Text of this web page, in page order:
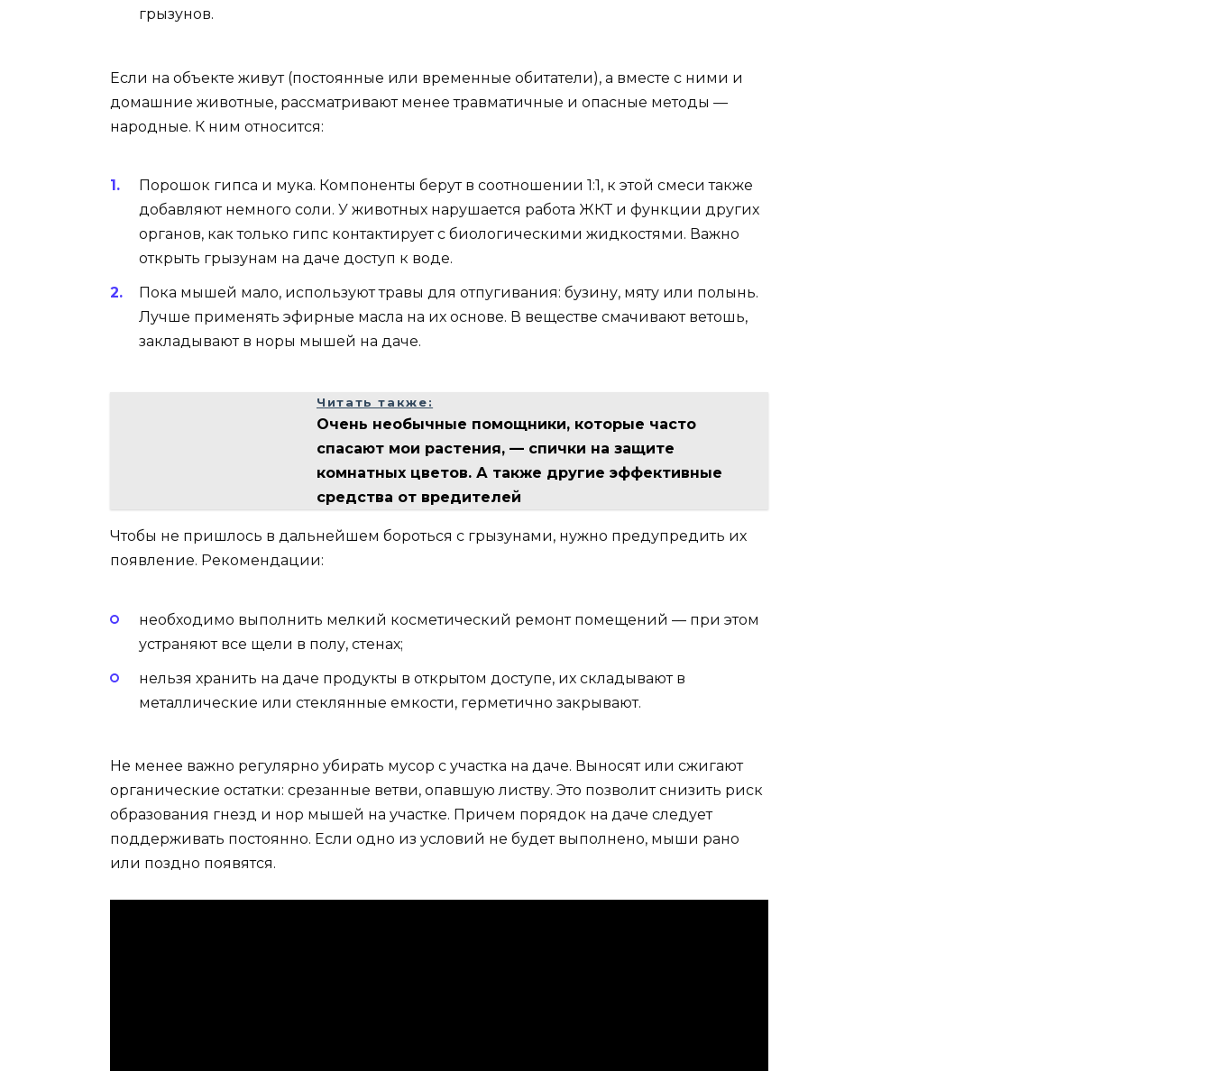
грызунов.
Если на объекте живут (постоянные или временные обитатели), а вместе с ними и
домашние животные, рассматривают менее травматичные и опасные методы —
народные. К ним относится:
Порошок гипса и мука. Компоненты берут в соотношении 1:1, к этой смеси также
добавляют немного соли. У животных нарушается работа ЖКТ и функции других
органов, как только гипс контактирует с биологическими жидкостями. Важно
открыть грызунам на даче доступ к воде.
Пока мышей мало, используют травы для отпугивания: бузину, мяту или полынь.
Лучше применять эфирные масла на их основе. В веществе смачивают ветошь,
закладывают в норы мышей на даче.
Читать также:
Очень необычные помощники, которые часто
спасают мои растения, — спички на защите
комнатных цветов. А также другие эффективные
средства от вредителей
Чтобы не пришлось в дальнейшем бороться с грызунами, нужно предупредить их
появление. Рекомендации:
необходимо выполнить мелкий косметический ремонт помещений — при этом
устраняют все щели в полу, стенах;
нельзя хранить на даче продукты в открытом доступе, их складывают в
металлические или стеклянные емкости, герметично закрывают.
Не менее важно регулярно убирать мусор с участка на даче. Выносят или сжигают
органические остатки: срезанные ветви, опавшую листву. Это позволит снизить риск
образования гнезд и нор мышей на участке. Причем порядок на даче следует
поддерживать постоянно. Если одно из условий не будет выполнено, мыши рано
или поздно появятся.